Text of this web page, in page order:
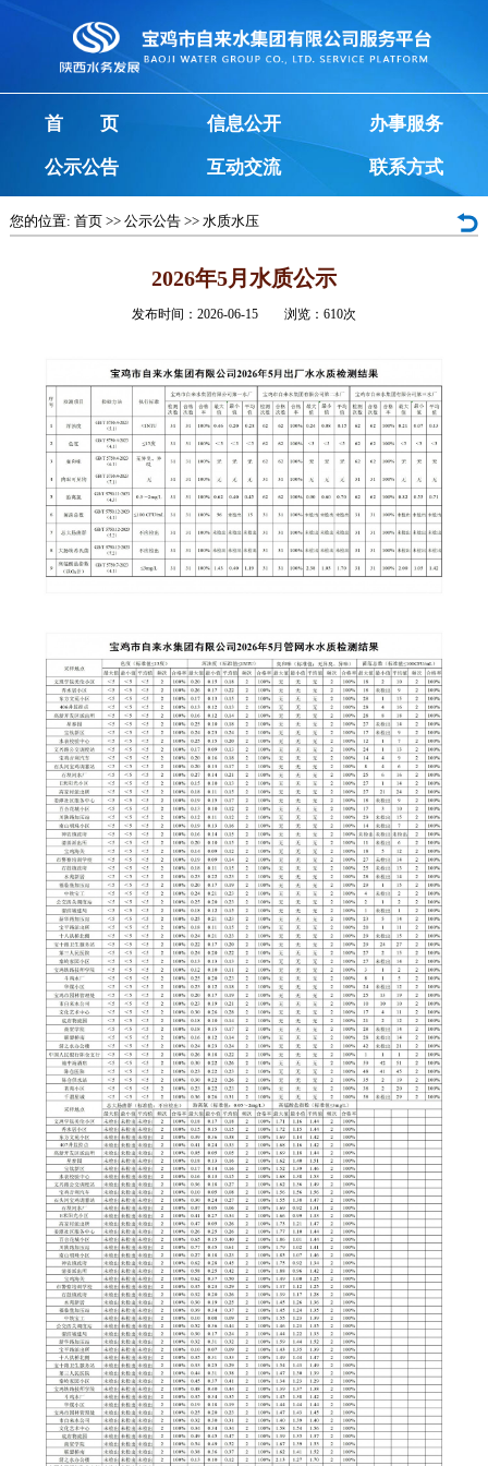
首 页 信息公开 办事服务
公示公告 互动交流 联系方式
您的位置: 首页>> 公示公告>> 水质水压
2026年5月水质公示
发布时间：2026-06-15 浏览： 610次